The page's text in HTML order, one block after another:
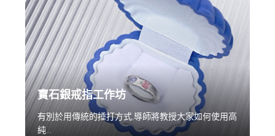
寶石銀戒指工作坊
有別於用傳統的捶打方式,導師將教授大家如何使用高
純...